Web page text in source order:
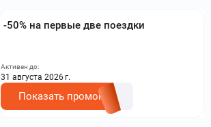
-50% на первые две поездки
Активен до:
31 августа 2026 г.
Показать промокод